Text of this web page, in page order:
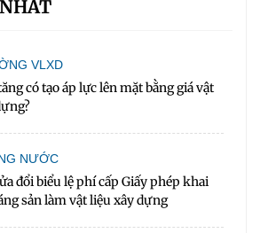
VLXD
có tạo áp lực lên mặt bằng giá vật
NƯỚC
đổi biểu lệ phí cấp Giấy phép khai
sản làm vật liệu xây dựng